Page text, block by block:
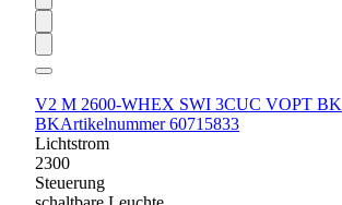
V2 M 2600-WHEX SWI 3CUC VOPT BK
BKArtikelnummer 60715833
Lichtstrom
2300
Steuerung